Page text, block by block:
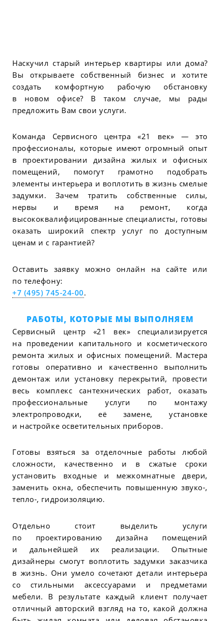
Наскучил старый интерьер квартиры или дома?
Вы открываете собственный бизнес и хотите
создать комфортную рабочую обстановку
в новом офисе? В таком случае, мы рады
предложить Вам свои услуги.
Команда Сервисного центра «21 век» — это
профессионалы, которые имеют огромный опыт
в проектировании дизайна жилых и офисных
помещений, помогут грамотно подобрать
элементы интерьера и воплотить в жизнь смелые
задумки. Зачем тратить собственные силы,
нервы и время на ремонт, когда
высококвалифицированные специалисты, готовы
оказать широкий спектр услуг по доступным
ценам и с гарантией?
Оставить заявку можно онлайн на сайте или
по телефону:
+7 (495) 745-24-00.
РАБОТЫ, КОТОРЫЕ МЫ ВЫПОЛНЯЕМ
Сервисный центр «21 век» специализируется
на проведении капитального и косметического
ремонта жилых и офисных помещений. Мастера
готовы оперативно и качественно выполнить
демонтаж или установку перекрытий, провести
весь комплекс сантехнических работ, оказать
профессиональные услуги по монтажу
электропроводки, её замене, установке
и настройке осветительных приборов.
Готовы взяться за отделочные работы любой
сложности, качественно и в сжатые сроки
установить входные и межкомнатные двери,
заменить окна, обеспечить повышенную звуко-,
тепло-, гидроизоляцию.
Отдельно стоит выделить услуги
по проектированию дизайна помещений
и дальнейшей их реализации. Опытные
дизайнеры смогут воплотить задумки заказчика
в жизнь. Они умело сочетают детали интерьера
со стильными аксессуарами и предметами
мебели. В результате каждый клиент получает
отличный авторский взгляд на то, какой должна